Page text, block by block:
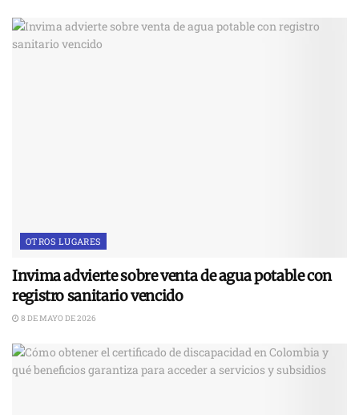
OTROS LUGARES
Invima advierte sobre venta de agua potable con
registro sanitario vencido
8 DE MAYO DE 2026